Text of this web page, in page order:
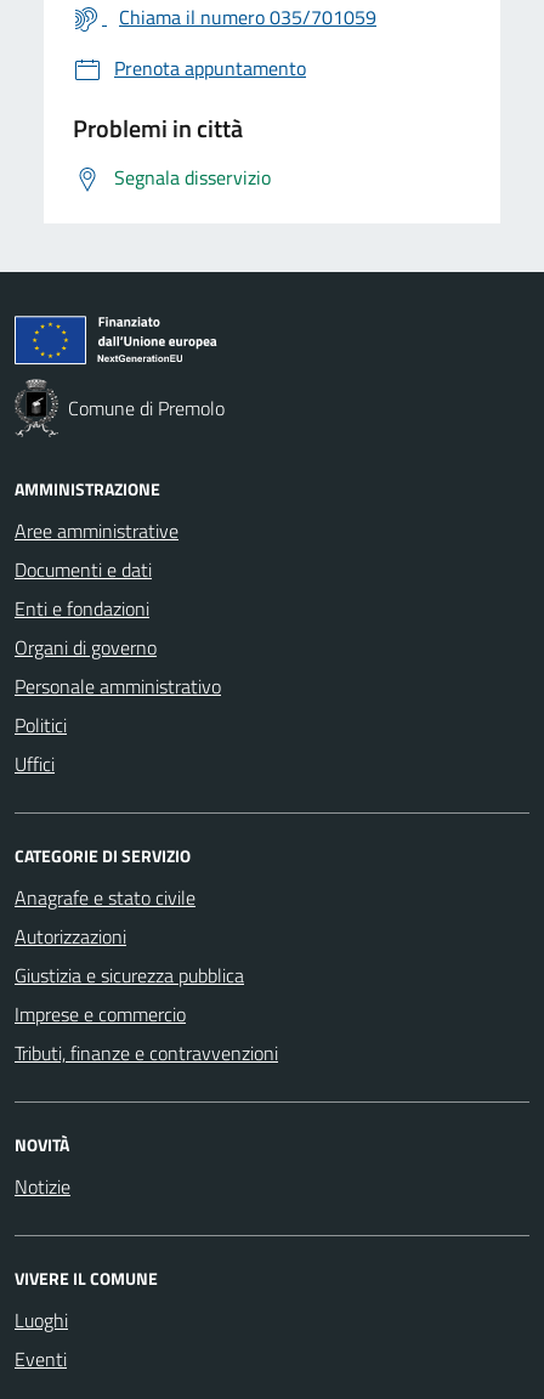
Chiama il numero 035/701059
Prenota appuntamento
Problemi in città
Segnala disservizio
Comune di Premolo
AMMINISTRAZIONE
Aree amministrative
Documenti e dati
Enti e fondazioni
Organi di governo
Personale amministrativo
Politici
Uffici
CATEGORIE DI SERVIZIO
Anagrafe e stato civile
Autorizzazioni
Giustizia e sicurezza pubblica
Imprese e commercio
Tributi, finanze e contravvenzioni
NOVITÀ
Notizie
VIVERE IL COMUNE
Luoghi
Eventi